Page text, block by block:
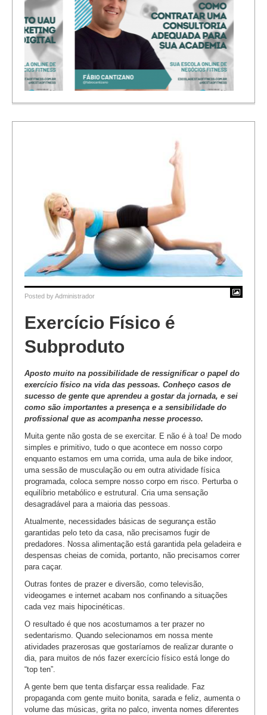
Inbound Marketing para Academias
Posted byAdministrador
Exercício Físico é
Subproduto
Aposto muito na possibilidade de ressignificar o papel do
exercício físico na vida das pessoas. Conheço casos de
sucesso de gente que aprendeu a gostar da jornada, e sei
como são importantes a presença e a sensibilidade do
profissional que as acompanha nesse processo.
Muita gente não gosta de se exercitar. E não é à toa! De modo
simples e primitivo, tudo o que acontece em nosso corpo
enquanto estamos em uma corrida, uma aula de bike indoor,
uma sessão de musculação ou em outra atividade física
programada, coloca sempre nosso corpo em risco. Perturba o
equilíbrio metabólico e estrutural. Cria uma sensação
desagradável para a maioria das pessoas.
Atualmente, necessidades básicas de segurança estão
garantidas pelo teto da casa, não precisamos fugir de
predadores. Nossa alimentação está garantida pela geladeira e
despensas cheias de comida, portanto, não precisamos correr
para caçar.
Outras fontes de prazer e diversão, como televisão,
videogames e internet acabam nos confinando a situações
cada vez mais hipocinéticas.
O resultado é que nos acostumamos a ter prazer no
sedentarismo. Quando selecionamos em nossa mente
atividades prazerosas que gostaríamos de realizar durante o
dia, para muitos de nós fazer exercício físico está longe do
“top ten”.
A gente bem que tenta disfarçar essa realidade. Faz
propaganda com gente muito bonita, sarada e feliz, aumenta o
volume das músicas, grita no palco, inventa nomes diferentes